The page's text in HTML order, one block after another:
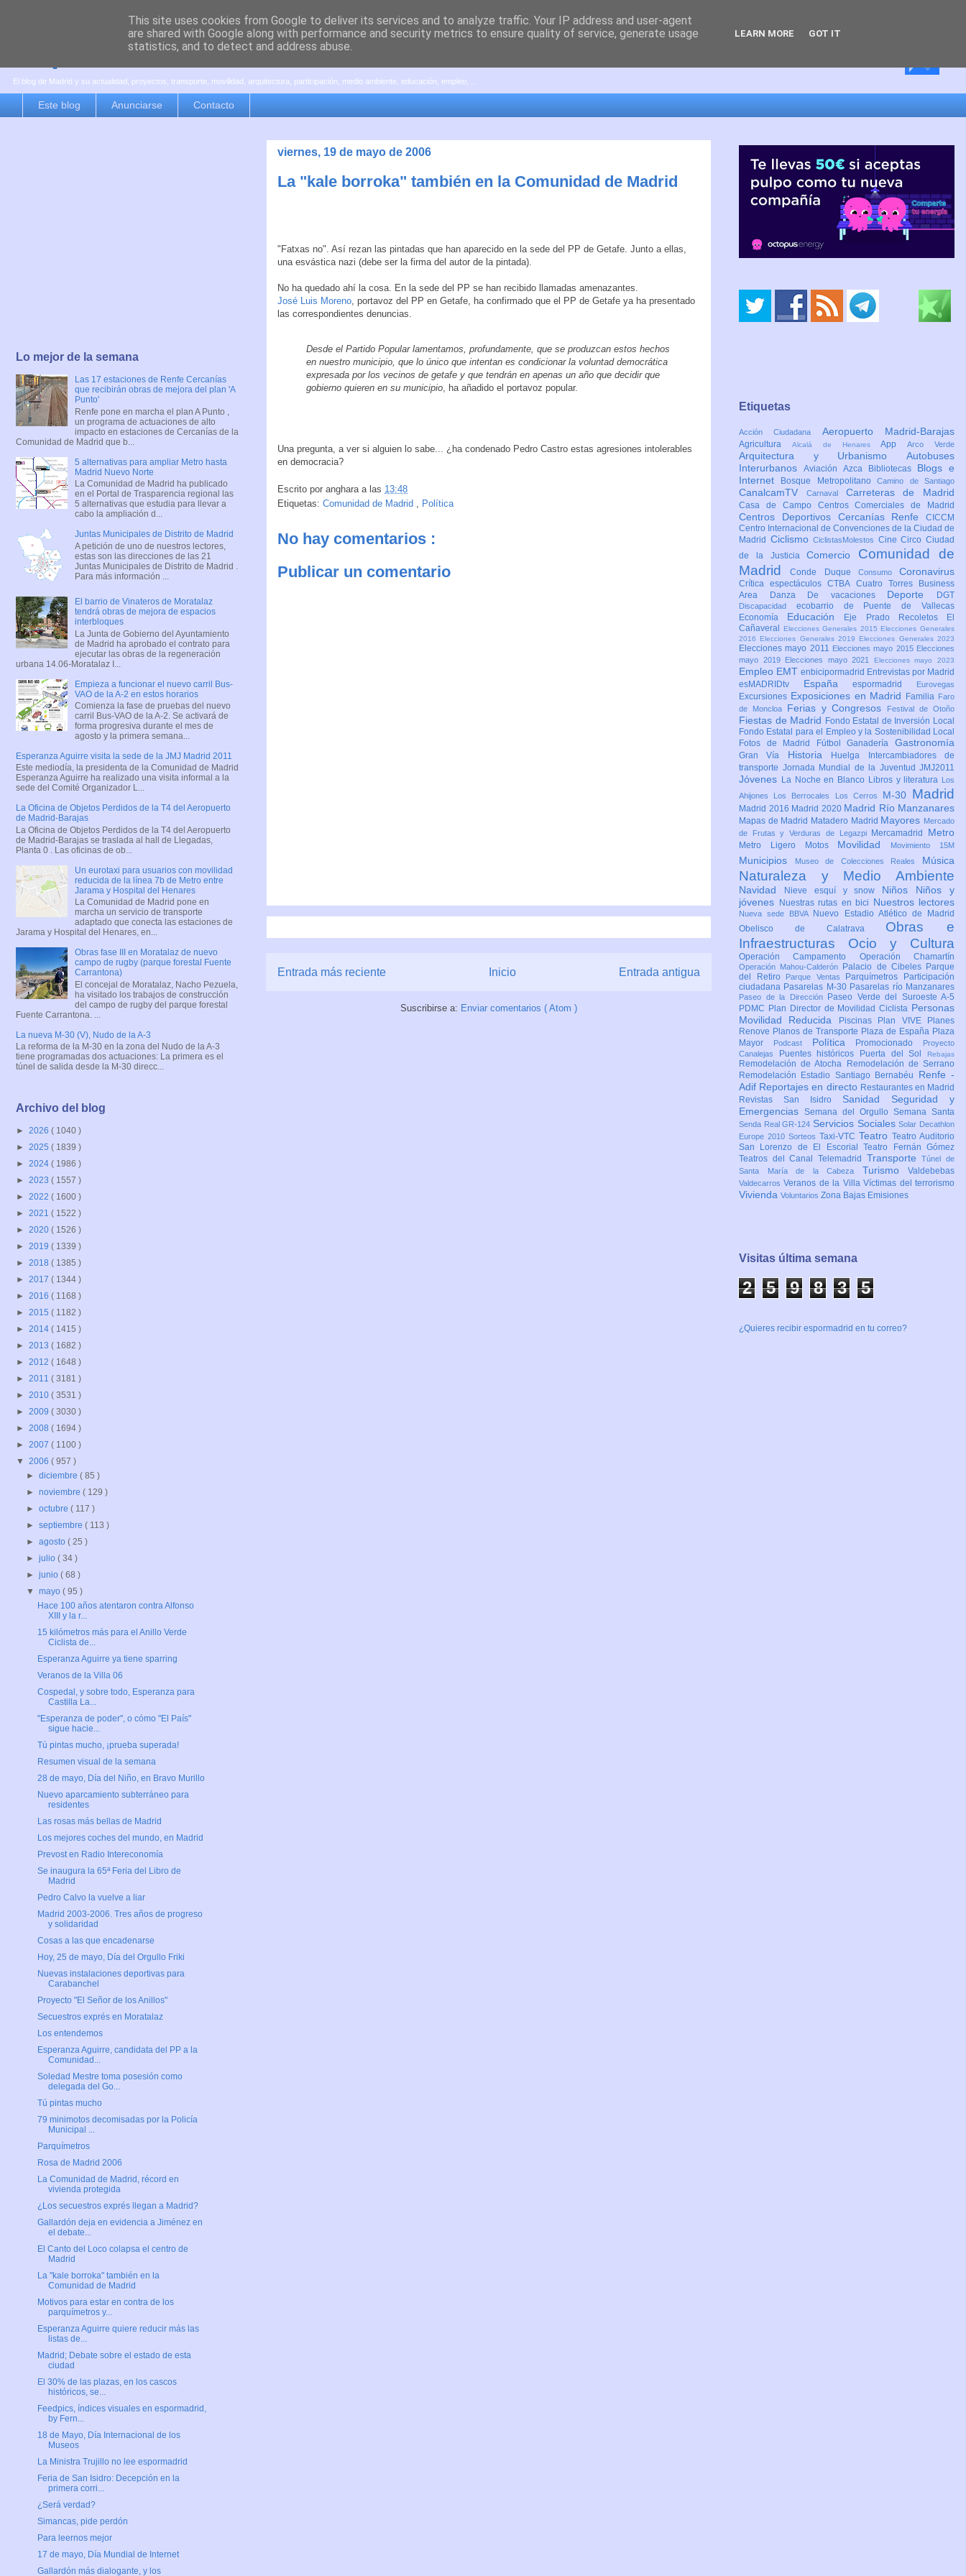
es por madrid
El blog de Madrid y su actualidad, proyectos, transporte, movilidad, arquitectura, participación, medio ambiente, educación, empleo, ...
Este blog Anunciarse Contacto
viernes, 19 de mayo de 2006
La "kale borroka" también en la Comunidad de Madrid
"Fatxas no". Así rezan las pintadas que han aparecido en la sede del PP de Getafe. Junto a ellas,
una esvástica nazi (debe ser la firma del autor de la pintada).
No ha quedado ahí la cosa. En la sede del PP se han recibido llamadas amenazantes.
José Luis Moreno , portavoz del PP en Getafe, ha confirmado que el PP de Getafe ya ha presentado
las correspondientes denuncias.
Desde el Partido Popular lamentamos, profundamente, que se produzcan estos hechos
en nuestro municipio, que lo único que intentan es condicionar la voluntad democrática
expresada por los vecinos de getafe y que tendrán en apenas un año que decidir que
gobierno quieren en su municipio , ha añadido el portavoz popular.
Una pregunta, a ver si alguien lo sabe... ¿ha condenado Pedro Castro estas agresiones intolerables
en democracia?
Escrito por anghara a las 13:48
Etiquetas: Comunidad de Madrid , Política
No hay comentarios :
Publicar un comentario
Entrada más reciente Entrada antigua
Inicio
Suscribirse a: Enviar comentarios ( Atom )
Lo mejor de la semana
Las 17 estaciones de Renfe Cercanías
que recibirán obras de mejora del plan 'A
Punto'
Renfe pone en marcha el plan A Punto ,
un programa de actuaciones de alto
impacto en estaciones de Cercanías de la
Comunidad de Madrid que b...
5 alternativas para ampliar Metro hasta
Madrid Nuevo Norte
La Comunidad de Madrid ha publicado
en el Portal de Trasparencia regional las
5 alternativas que estudia para llevar a
cabo la ampliación d...
Juntas Municipales de Distrito de Madrid
A petición de uno de nuestros lectores,
estas son las direcciones de las 21
Juntas Municipales de Distrito de Madrid .
Para más información ...
El barrio de Vinateros de Moratalaz
tendrá obras de mejora de espacios
interbloques
La Junta de Gobierno del Ayuntamiento
de Madrid ha aprobado el contrato para
ejecutar las obras de la regeneración
urbana 14.06-Moratalaz I...
Empieza a funcionar el nuevo carril Bus-
VAO de la A-2 en estos horarios
Comienza la fase de pruebas del nuevo
carril Bus-VAO de la A-2. Se activará de
forma progresiva durante el mes de
agosto y la primera semana...
Esperanza Aguirre visita la sede de la JMJ Madrid 2011
Este mediodía, la presidenta de la Comunidad de Madrid
Esperanza Aguirre ha realizado una visita informal a la
sede del Comité Organizador L...
La Oficina de Objetos Perdidos de la T4 del Aeropuerto
de Madrid-Barajas
La Oficina de Objetos Perdidos de la T4 del Aeropuerto
de Madrid-Barajas se traslada al hall de Llegadas,
Planta 0 . Las oficinas de ob...
Un eurotaxi para usuarios con movilidad
reducida de la línea 7b de Metro entre
Jarama y Hospital del Henares
La Comunidad de Madrid pone en
marcha un servicio de transporte
adaptado que conecta las estaciones de
Jarama y Hospital del Henares, en...
Obras fase III en Moratalaz de nuevo
campo de rugby (parque forestal Fuente
Carrantona)
El concejal de Moratalaz, Nacho Pezuela,
ha visitado los trabajos de construcción
del campo de rugby del parque forestal
Fuente Carrantona. ...
La nueva M-30 (V), Nudo de la A-3
La reforma de la M-30 en la zona del Nudo de la A-3
tiene programadas dos actuaciones: La primera es el
túnel de salida desde la M-30 direcc...
Archivo del blog
► 2026 ( 1040 )
► 2025 ( 1839 )
► 2024 ( 1986 )
► 2023 ( 1557 )
► 2022 ( 1600 )
► 2021 ( 1522 )
► 2020 ( 1526 )
► 2019 ( 1339 )
► 2018 ( 1385 )
► 2017 ( 1344 )
► 2016 ( 1168 )
► 2015 ( 1182 )
► 2014 ( 1415 )
► 2013 ( 1682 )
► 2012 ( 1648 )
► 2011 ( 3181 )
► 2010 ( 3531 )
► 2009 ( 3030 )
► 2008 ( 1694 )
► 2007 ( 1100 )
▼ 2006 ( 957 )
►diciembre( 85 )
►noviembre( 129 )
►octubre( 117 )
►septiembre( 113 )
►agosto( 25 )
►julio( 34 )
►junio( 68 )
▼mayo( 95 )
Hace 100 años atentaron contra Alfonso
XIII y la r...
15 kilómetros más para el Anillo Verde
Ciclista de...
Esperanza Aguirre ya tiene sparring
Veranos de la Villa 06
Cospedal, y sobre todo, Esperanza para
Castilla La...
"Esperanza de poder", o cómo "El País"
sigue hacie...
Tú pintas mucho, ¡prueba superada!
Resumen visual de la semana
28 de mayo, Día del Niño, en Bravo Murillo
Nuevo aparcamiento subterráneo para
residentes
Las rosas más bellas de Madrid
Los mejores coches del mundo, en Madrid
Prevost en Radio Intereconomía
Se inaugura la 65ª Feria del Libro de
Madrid
Pedro Calvo la vuelve a liar
Madrid 2003-2006. Tres años de progreso
y solidaridad
Cosas a las que encadenarse
Hoy, 25 de mayo, Día del Orgullo Friki
Nuevas instalaciones deportivas para
Carabanchel
Proyecto "El Señor de los Anillos"
Secuestros exprés en Moratalaz
Los entendemos
Esperanza Aguirre, candidata del PP a la
Comunidad...
Soledad Mestre toma posesión como
delegada del Go...
Tú pintas mucho
79 minimotos decomisadas por la Policía
Municipal ...
Parquímetros
Rosa de Madrid 2006
La Comunidad de Madrid, récord en
vivienda protegida
¿Los secuestros exprés llegan a Madrid?
Gallardón deja en evidencia a Jiménez en
el debate...
El Canto del Loco colapsa el centro de
Madrid
La "kale borroka" también en la
Comunidad de Madrid
Motivos para estar en contra de los
parquímetros y...
Esperanza Aguirre quiere reducir más las
listas de...
Madrid; Debate sobre el estado de esta
ciudad
El 30% de las plazas, en los cascos
históricos, se...
Feedpics, índices visuales en espormadrid,
by Fern...
18 de Mayo, Día Internacional de los
Museos
La Ministra Trujillo no lee espormadrid
Feria de San Isidro: Decepción en la
primera corri...
¿Será verdad?
Simancas, pide perdón
Para leernos mejor
17 de mayo, Día Mundial de Internet
Gallardón más dialogante, y los
Etiquetas
Acción Ciudadana Aeropuerto Madrid-Barajas
Agricultura Alcalá de HenaresAppArco Verde
Arquitectura y Urbanismo Autobuses
Interurbanos Aviación Azca Bibliotecas Blogs e
Internet
Bosque MetropolitanoCamino de Santiago
CanalcamTV Carnaval Carreteras de Madrid
Casa de Campo Centros Comerciales de Madrid
Centros Deportivos Cercanías Renfe CICCM
Centro Internacional de Convenciones de la Ciudad de
Madrid CiclismoCiclistasMolestos CineCircoCiudad
de la JusticiaComercio Comunidad de
MadridConde Duque Consumo Coronavirus
Crítica espectáculosCTBA Cuatro Torres Business
Area
Danza De vacaciones Deporte DGT
Discapacidad ecobarrio de Puente de Vallecas
Economía Educación Eje Prado Recoletos
El
Cañaveral
Elecciones Generales 2015 Elecciones Generales
2016 Elecciones Generales 2019 Elecciones Generales 2023
Elecciones mayo 2011 Elecciones mayo 2015 Elecciones
mayo 2019
Elecciones mayo 2021 Elecciones mayo 2023
Empleo EMT enbicipormadrid Entrevistas por Madrid
esMADRIDtv Españaespormadrid Eurovegas
Excursiones Exposiciones en Madrid Familia Faro
de Moncloa
Ferias y Congresos Festival de Otoño
Fiestas de Madrid Fondo Estatal de Inversión Local
Fondo Estatal para el Empleo y la Sostenibilidad Local
Fotos de Madrid
FútbolGanaderíaGastronomía
Gran Vía Historia Huelga
Intercambiadores de
transporte Jornada Mundial de la Juventud JMJ2011
Jóvenes La Noche en Blanco Libros y literatura
Los
Ahijones
Los Berrocales Los Cerros M-30 Madrid
Madrid 2016 Madrid 2020 Madrid Río Manzanares
Mapas de Madrid Matadero Madrid Mayores Mercado
de Frutas y Verduras de Legazpi
Mercamadrid Metro
Metro Ligero Motos Movilidad Movimiento 15M
Municipios Museo de Colecciones Reales Música
Naturaleza y Medio Ambiente
Navidad Nieve esquí y snow Niños Niños y
jóvenes
Nuestras rutas en bici Nuestros lectores
Nueva sede BBVA
Nuevo Estadio Atlético de Madrid
Obelisco de Calatrava Obras e
Infraestructuras Ocio y Cultura
Operación Campamento Operación Chamartín
Operación Mahou-Calderón Palacio de Cibeles Parque
del Retiro
Parque Ventas Parquímetros
Participación
ciudadana Pasarelas M-30 Pasarelas río Manzanares
Paseo de la Dirección
Paseo Verde del Suroeste A-5
PDMC Plan Director de Movilidad Ciclista Personas
Movilidad Reducida
Piscinas Plan VIVE
Planes
Renove Planos de Transporte Plaza de España Plaza
Mayor
Podcast Política Promocionado
Proyecto
Canalejas
Puentes históricos Puerta del Sol Rebajas
Remodelación de Atocha
Remodelación de Serrano
Remodelación Estadio Santiago Bernabéu Renfe -
Adif Reportajes en directo Restaurantes en Madrid
Revistas San Isidro Sanidad Seguridad y
Emergencias Semana del Orgullo Semana Santa
Senda Real GR-124 Servicios SocialesSolar Decathlon
Europe 2010 Sorteos Taxi-VTC Teatro Teatro Auditorio
San Lorenzo de El EscorialTeatro Fernán Gómez
Teatros del Canal Telemadrid TransporteTúnel de
Santa María de la Cabeza Turismo Valdebebas
ValdecarrosVeranos de la VillaVíctimas del terrorismo
Vivienda Voluntarios Zona Bajas Emisiones
Visitas última semana
2 5 9 8 3 5
¿Quieres recibir espormadrid en tu correo?
This site uses cookies from Google to deliver its services and to analyze traffic. Your IP address and user-agent
are shared with Google along with performance and security metrics to ensure quality of service, generate usage
statistics, and to detect and address abuse.
LEARN MORE GOT IT